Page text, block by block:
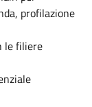
profilazione
le filiere